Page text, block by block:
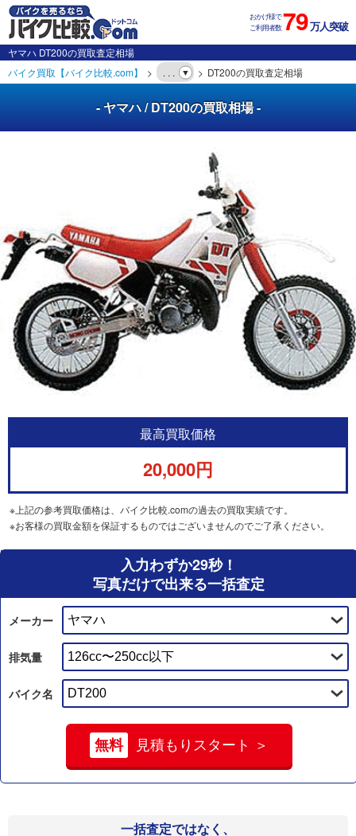
おかげ様で
ご利用者数79万人突破
ヤマハ DT200の買取査定相場
バイク買取【バイク比較.com】
. . . DT200の買取査定相場
- ヤマハ / DT200の買取相場 -
最高買取価格
20,000円
※上記の参考買取価格は、バイク比較.comの過去の買取実績です。
※お客様の買取金額を保証するものではございませんのでご了承ください。
入力わずか29秒！
写真だけで出来る一括査定
メーカー
排気量
バイク名
無料 見積もりスタート ＞
一括査定ではなく、